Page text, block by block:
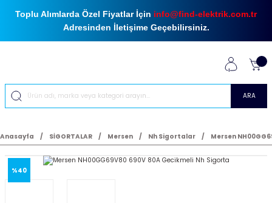
Toplu Alımlarda Özel Fiyatlar İçin info@find-elektrik.com.tr
Adresinden İletişime Geçebilirsiniz.
ARA
Anasayfa SİGORTALAR Mersen Nh Sigortalar Mersen
%40